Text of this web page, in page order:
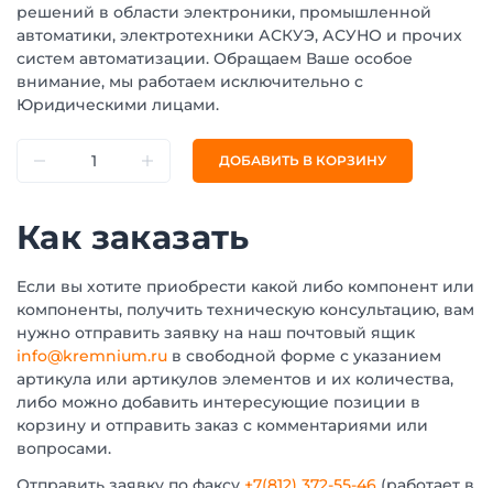
решений в области электроники, промышленной
автоматики, электротехники АСКУЭ, АСУНО и прочих
систем автоматизации. Обращаем Ваше особое
внимание, мы работаем исключительно с
Юридическими лицами.
ДОБАВИТЬ В КОРЗИНУ
Как заказать
Если вы хотите приобрести какой либо компонент или
компоненты, получить техническую консультацию, вам
нужно отправить заявку на наш почтовый ящик
info@kremnium.ru в свободной форме с указанием
артикула или артикулов элементов и их количества,
либо можно добавить интересующие позиции в
корзину и отправить заказ с комментариями или
вопросами.